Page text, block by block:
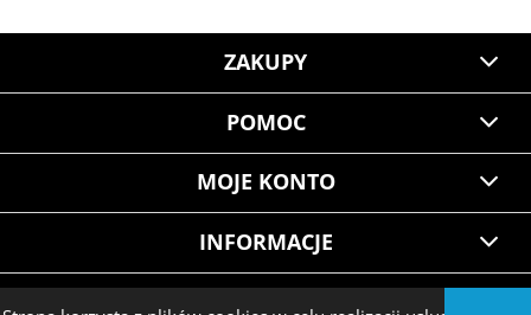
ZAKUPY
POMOC
MOJE KONTO
INFORMACJE